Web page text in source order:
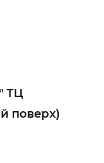
ТЦ
поверх)